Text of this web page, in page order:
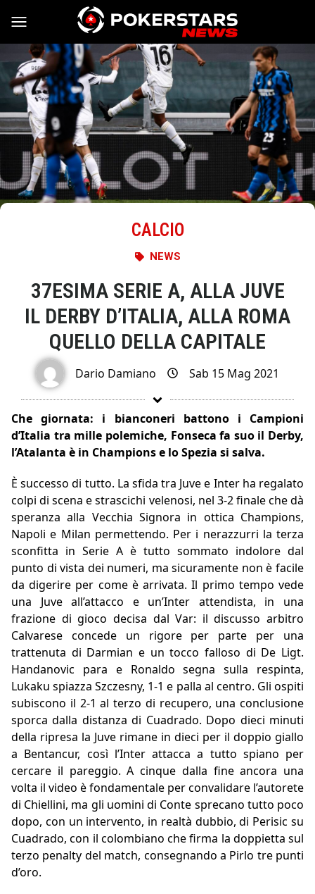
Vai al contenuto
CALCIO
NEWS
37ESIMA SERIE A, ALLA JUVE
IL DERBY D’ITALIA, ALLA ROMA
QUELLO DELLA CAPITALE
Dario Damiano Sab 15 Mag 2021
Che giornata: i bianconeri battono i Campioni
d’Italia tra mille polemiche, Fonseca fa suo il Derby,
l’Atalanta è in Champions e lo Spezia si salva.
È successo di tutto. La sfida tra Juve e Inter ha regalato
colpi di scena e strascichi velenosi, nel 3-2 finale che dà
speranza alla Vecchia Signora in ottica Champions,
Napoli e Milan permettendo. Per i nerazzurri la terza
sconfitta in Serie A è tutto sommato indolore dal
punto di vista dei numeri, ma sicuramente non è facile
da digerire per come è arrivata. Il primo tempo vede
una Juve all’attacco e un’Inter attendista, in una
frazione di gioco decisa dal Var: il discusso arbitro
Calvarese concede un rigore per parte per una
trattenuta di Darmian e un tocco falloso di De Ligt.
Handanovic para e Ronaldo segna sulla respinta,
Lukaku spiazza Szczesny, 1-1 e palla al centro. Gli ospiti
subiscono il 2-1 al terzo di recupero, una conclusione
sporca dalla distanza di Cuadrado. Dopo dieci minuti
della ripresa la Juve rimane in dieci per il doppio giallo
a Bentancur, così l’Inter attacca a tutto spiano per
cercare il pareggio. A cinque dalla fine ancora una
volta il video è fondamentale per convalidare l’autorete
di Chiellini, ma gli uomini di Conte sprecano tutto poco
dopo, con un intervento, in realtà dubbio, di Perisic su
Cuadrado, con il colombiano che firma la doppietta sul
terzo penalty del match, consegnando a Pirlo tre punti
d’oro.